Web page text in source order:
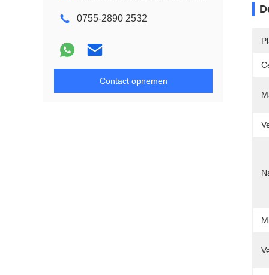
0755-2890 2532
Contact opnemen